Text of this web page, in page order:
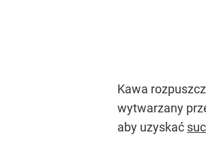
Kawa
wytwarzany
aby uzyskać